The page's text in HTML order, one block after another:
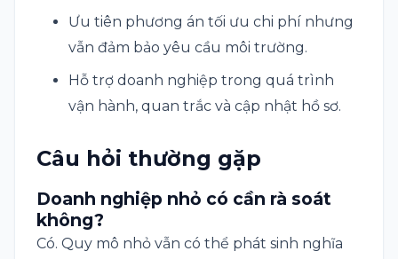
Ưu tiên phương án tối ưu chi phí nhưng
vẫn đảm bảo yêu cầu môi trường.
Hỗ trợ doanh nghiệp trong quá trình
vận hành, quan trắc và cập nhật hồ sơ.
Câu hỏi thường gặp
Doanh nghiệp nhỏ có cần rà soát
không?
Có. Quy mô nhỏ vẫn có thể phát sinh nghĩa